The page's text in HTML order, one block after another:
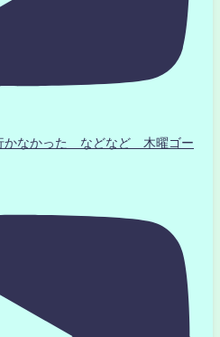
かなかった などなど 木曜ゴー